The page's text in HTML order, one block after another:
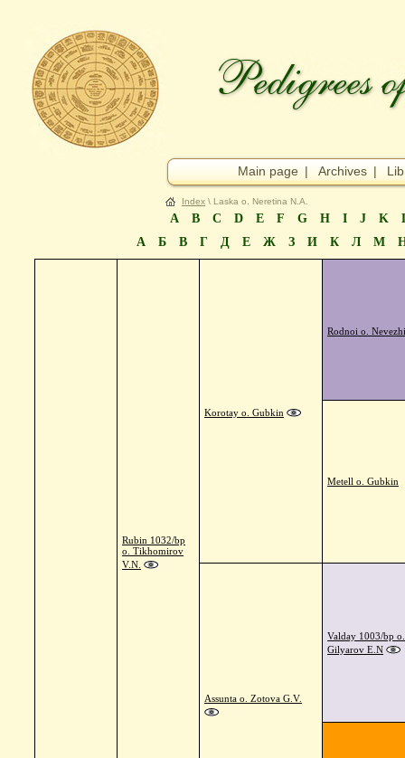
Main page | Archives |
Index \ Laska o. Neretina N.A.
A B C D E F G H I J K
А
Б В Г Д Е Ж З И К Л М
Rubin 1032/bp
o. Tikhomirov
V.N.
Korotay o. Gubkin
Rodnoi o.
Metell o. Gubkin
Assunta o. Zotova G.V.
Valday 1003/bp o.
Gilyarov E.N